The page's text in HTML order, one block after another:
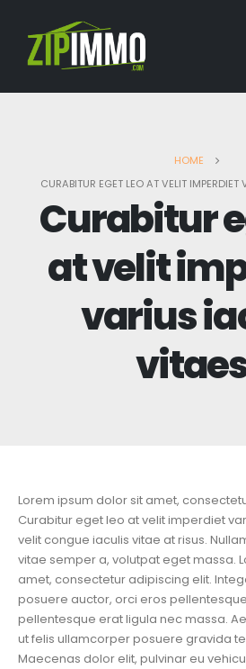
HOME
CURABITUR EGET LEO AT VELIT
Curabitur
at velit
varius
Lorem ipsum dolor sit amet,
Curabitur eget leo at velit imperdiet
velit congue iaculis vitae at risus.
vitae semper a, volutpat eget massa.
amet, consectetur adipiscing elit.
posuere auctor, orci eros
pellentesque erat ligula nec massa.
ut felis ullamcorper posuere gravida
Maecenas dolor elit, pulvinar eu